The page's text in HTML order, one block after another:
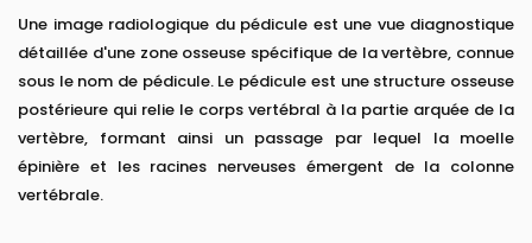
Une image radiologique du pédicule est une vue diagnostique
détaillée d'une zone osseuse spécifique de la vertèbre, connue
sous le nom de pédicule. Le pédicule est une structure osseuse
postérieure qui relie le corps vertébral à la partie arquée de la
vertèbre, formant ainsi un passage par lequel la moelle
épinière et les racines nerveuses émergent de la colonne
vertébrale.